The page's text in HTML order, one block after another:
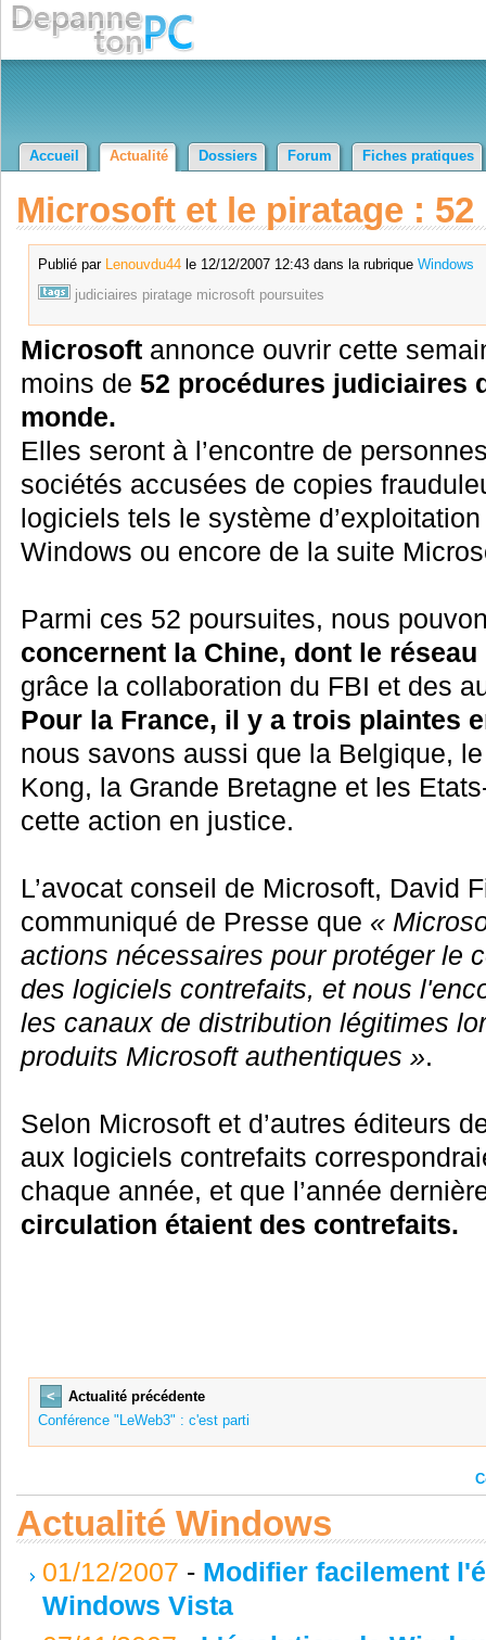
Accueil Actualité Dossiers Forum Fiches pratiques
Microsoft et le piratage :
Publié par Lenouvdu44le 12/12/2007 12:43 dans la rubrique Windows
judiciaires piratage microsoft poursuites
Microsoftannonce ouvrir cette
moins de 52 procédures judiciaires
monde.
Elles seront à l’encontre de
sociétés accusées de copies
logiciels tels le système
Windows ou encore de la suite
Parmi ces 52 poursuites, nous
concernent la Chine, dont le
grâce la collaboration du FBI et des
Pour la France, il y a trois plaintes
nous savons aussi que la Belgique,
Kong, la Grande Bretagne et les
cette action en justice.
L’avocat conseil de Microsoft, David
communiqué de Presse que «
actions nécessaires pour protéger le
des logiciels contrefaits, et nous
les canaux de distribution légitimes
produits Microsoft authentiques ».
Selon Microsoft et d’autres éditeurs
aux logiciels contrefaits
chaque année, et que l’année
circulation étaient des contrefaits.
<
Actualité précédente
Conférence "LeWeb3" : c'est parti
Actualité Windows
01/12/2007 - Modifier facilement
Windows Vista